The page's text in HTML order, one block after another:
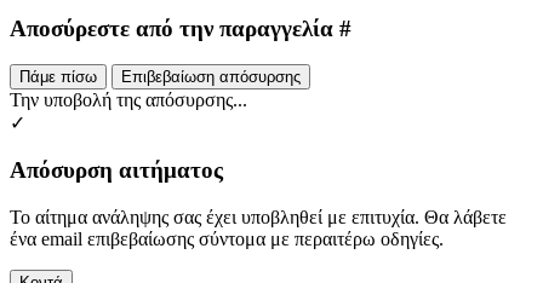
Αποσύρεστε από την παραγγελία #
Πάμε πίσω Επιβεβαίωση απόσυρσης
Την υποβολή της απόσυρσης...
✓
Απόσυρση αιτήματος
Το αίτημα ανάληψης σας έχει υποβληθεί με επιτυχία. Θα λάβετε
ένα email επιβεβαίωσης σύντομα με περαιτέρω οδηγίες.